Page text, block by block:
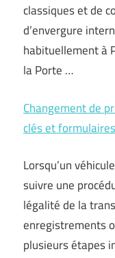
classiques et de
d’envergure
habituellement à
la Porte …
Changement de
clés et
Lorsqu’un
suivre une
légalité de la
enregistrements
plusieurs étapes